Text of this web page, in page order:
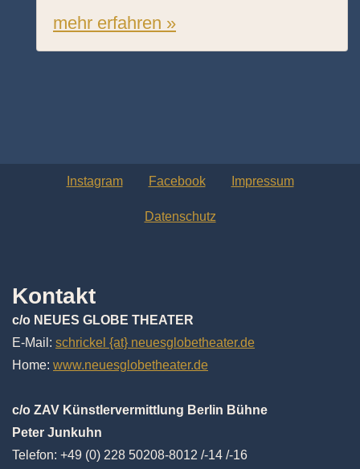
mehr erfahren »
Instagram Facebook Impressum
Datenschutz
Kontakt
c/o NEUES GLOBE THEATER
E-Mail: schrickel {at} neuesglobetheater.de
Home: www.neuesglobetheater.de
c/o ZAV Künstlervermittlung Berlin Bühne
Peter Junkuhn
Telefon: +49 (0) 228 50208-8012 /-14 /-16